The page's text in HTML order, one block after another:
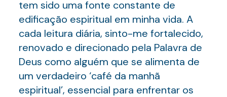
tem sido uma fonte constante de
edificação espiritual em minha vida. A
cada leitura diária, sinto-me fortalecido,
renovado e direcionado pela Palavra de
Deus como alguém que se alimenta de
um verdadeiro ‘café da manhã
espiritual’, essencial para enfrentar os